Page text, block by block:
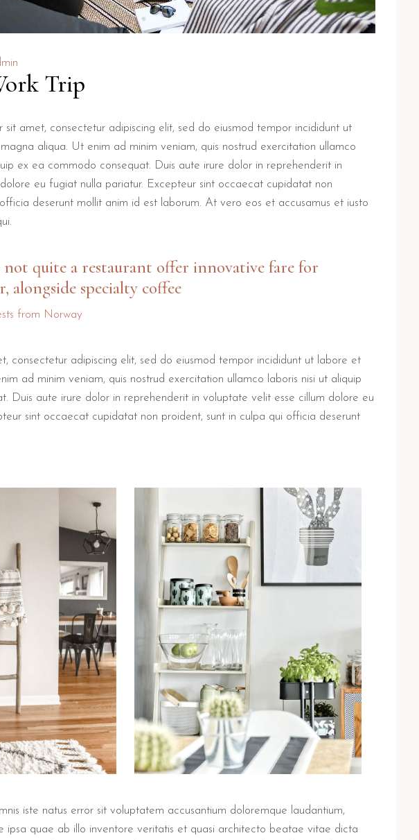
Trip
sit amet, consectetur adipiscing elit, sed do eiusmod tempor incididunt ut
aliqua. Ut enim ad minim veniam, quis nostrud exercitation ullamco
ex ea commodo consequat. Duis aute irure dolor in reprehenderit in
eu fugiat nulla pariatur. Excepteur sint occaecat cupidatat non
deserunt mollit anim id est laborum. At vero eos et accusamus et iusto
not quite a restaurant offer innovative fare for
alongside specialty coffee
from Norway
consectetur adipiscing elit, sed do eiusmod tempor incididunt ut labore et
ad minim veniam, quis nostrud exercitation ullamco laboris nisi ut aliquip
Duis aute irure dolor in reprehenderit in voluptate velit esse cillum dolore eu
sint occaecat cupidatat non proident, sunt in culpa qui officia deserunt
iste natus error sit voluptatem accusantium doloremque laudantium,
ipsa quae ab illo inventore veritatis et quasi architecto beatae vitae dicta